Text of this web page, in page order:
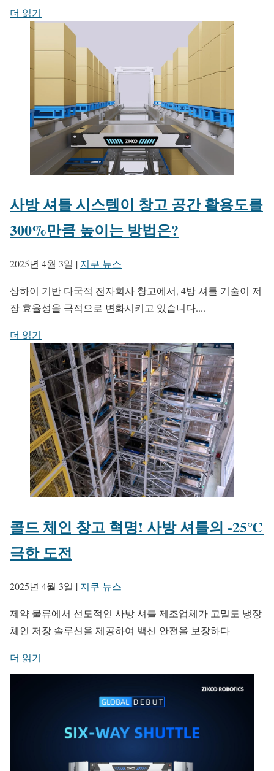
더 읽기
사방 셔틀 시스템이 창고 공간 활용도를
300%만큼 높이는 방법은?
2025년 4월 3일 | 지쿠 뉴스
상하이 기반 다국적 전자회사 창고에서, 4방 셔틀 기술이 저
장 효율성을 극적으로 변화시키고 있습니다....
더 읽기
콜드 체인 창고 혁명! 사방 셔틀의 -25℃
극한 도전
2025년 4월 3일 | 지쿠 뉴스
제약 물류에서 선도적인 사방 셔틀 제조업체가 고밀도 냉장
체인 저장 솔루션을 제공하여 백신 안전을 보장하다
더 읽기